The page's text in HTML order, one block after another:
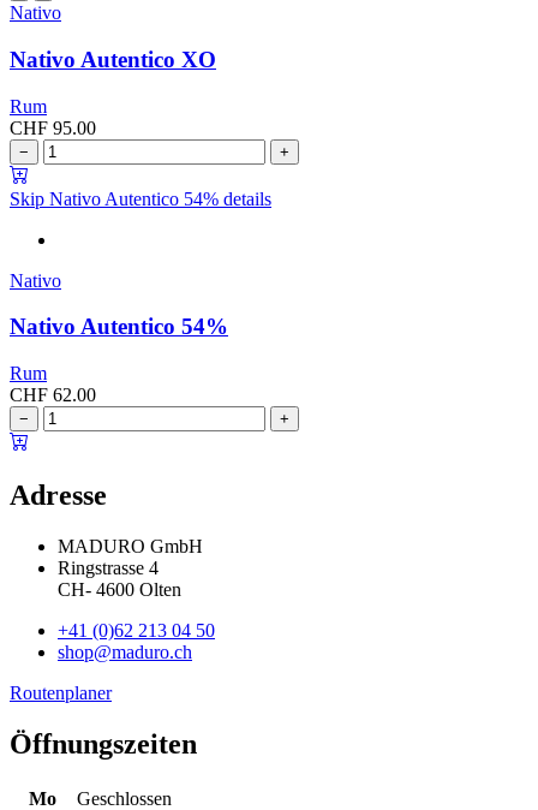
Nativo
Nativo Autentico XO
Rum
CHF 95.00
− +
Skip Nativo Autentico 54% details
Nativo
Nativo Autentico 54%
Rum
CHF 62.00
− +
Adresse
MADURO GmbH
Ringstrasse 4
CH- 4600 Olten
+41 (0)62 213 04 50
shop@maduro.ch
Routenplaner
Öffnungszeiten
Mo
Geschlossen